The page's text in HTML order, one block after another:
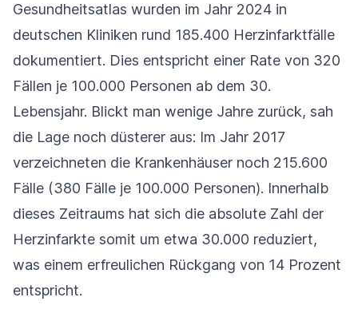
Gesundheitsatlas wurden im Jahr 2024 in
deutschen Kliniken rund 185.400 Herzinfarktfälle
dokumentiert. Dies entspricht einer Rate von 320
Fällen je 100.000 Personen ab dem 30.
Lebensjahr. Blickt man wenige Jahre zurück, sah
die Lage noch düsterer aus: Im Jahr 2017
verzeichneten die Krankenhäuser noch 215.600
Fälle (380 Fälle je 100.000 Personen). Innerhalb
dieses Zeitraums hat sich die absolute Zahl der
Herzinfarkte somit um etwa 30.000 reduziert,
was einem erfreulichen Rückgang von 14 Prozent
entspricht.